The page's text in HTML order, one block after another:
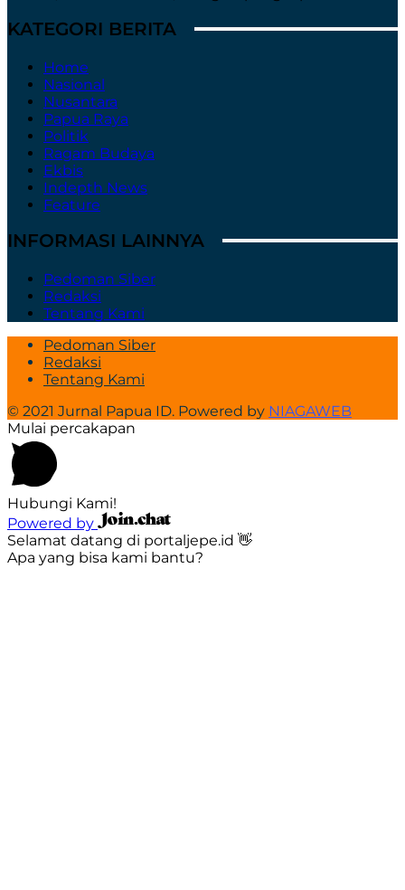
KATEGORI BERITA
Home
Nasional
Nusantara
Papua Raya
Politik
Ragam Budaya
Ekbis
Indepth News
Feature
INFORMASI LAINNYA
Pedoman Siber
Redaksi
Tentang Kami
Pedoman Siber
Redaksi
Tentang Kami
© 2021 Jurnal Papua ID. Powered by NIAGAWEB
Mulai percakapan
Hubungi Kami!
Powered by
Selamat datang di portaljepe.id 👋
Apa yang bisa kami bantu?